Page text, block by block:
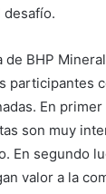
desafío.
BHP
En
son muy
segundo
valor a la